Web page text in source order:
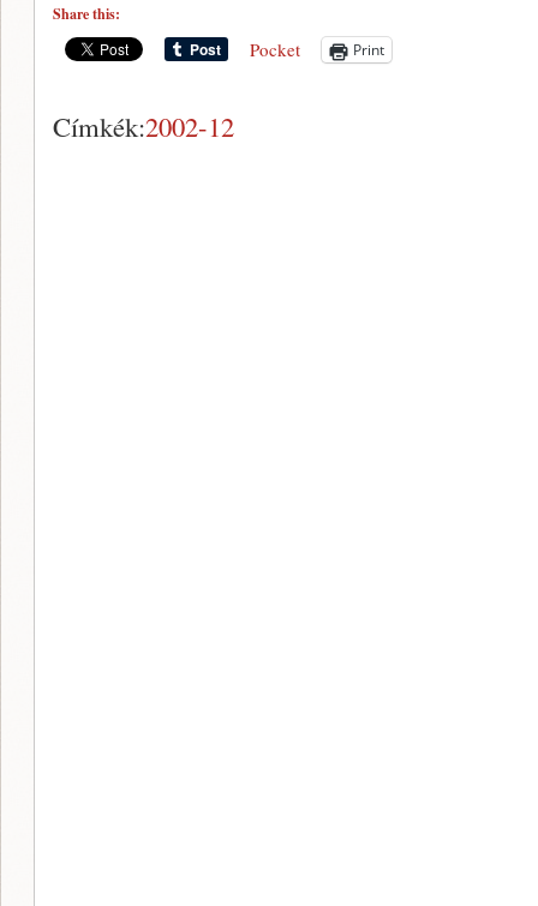
Share this:
Pocket Print
Címkék:2002-12